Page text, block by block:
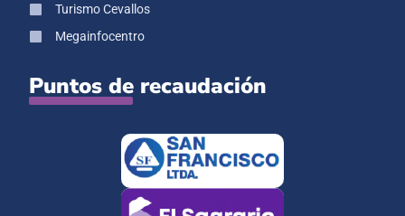
Turismo Cevallos
Megainfocentro
Puntos de recaudación